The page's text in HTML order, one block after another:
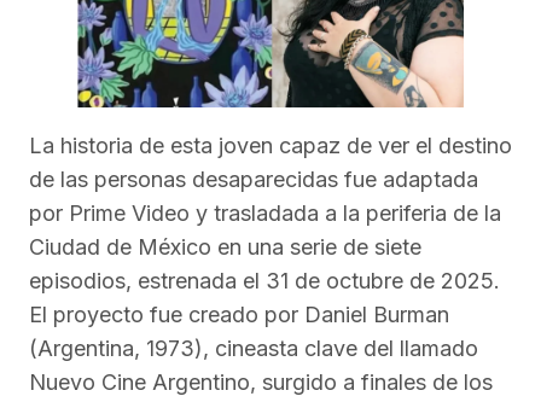
La historia de esta joven capaz de ver el destino
de las personas desaparecidas fue adaptada
por Prime Video y trasladada a la periferia de la
Ciudad de México en una serie de siete
episodios, estrenada el 31 de octubre de 2025.
El proyecto fue creado por Daniel Burman
(Argentina, 1973), cineasta clave del llamado
Nuevo Cine Argentino, surgido a finales de los